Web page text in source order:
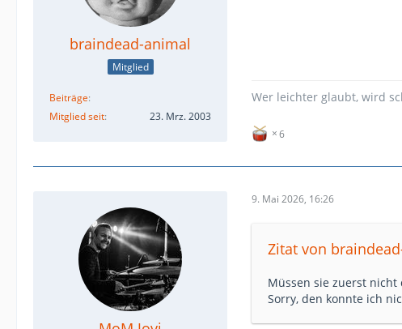
braindead-animal
Mitglied
Beiträge
Mitglied seit
23. Mrz. 2003
Wer leichter glaubt, wird
6
9. Mai 2026, 16:26
Zitat von
Müssen sie zuerst nicht
Sorry, den konnte ich